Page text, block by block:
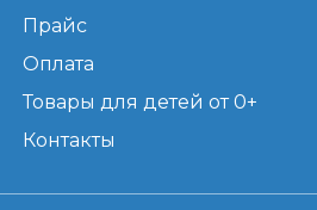
Прайс
Оплата
Товары для детей от 0+
Контакты